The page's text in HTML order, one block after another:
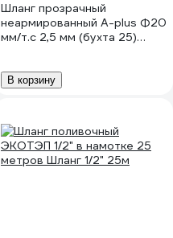
Шланг прозрачный
неармированный A-plus Ф20
мм/т.с 2,5 мм (бухта 25)
В корзину